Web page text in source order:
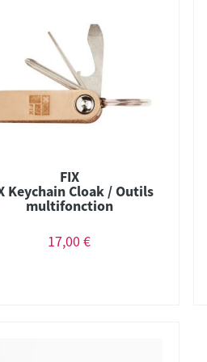
FIX
Keychain Cloak / Outils
multifonction
17,00 €